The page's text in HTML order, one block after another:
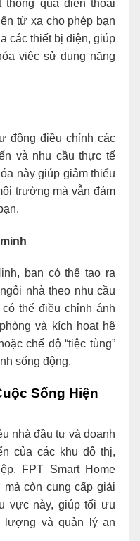
thông qua điện thoại
từ xa cho phép bạn
các thiết bị điện, giúp
việc sử dụng năng
động điều chỉnh các
và nhu cầu thực tế
này giúp giảm thiểu
trường mà vẫn đảm
bạn có thể tạo ra
nhà theo nhu cầu
thể điều chỉnh ánh
và kích hoạt hệ
chế độ “tiệc tùng”
sống động.
Sống Hiện
nhà đầu tư và doanh
của các khu đô thị,
FPT Smart Home
còn cung cấp giải
vực này, giúp tối ưu
lượng và quản lý an